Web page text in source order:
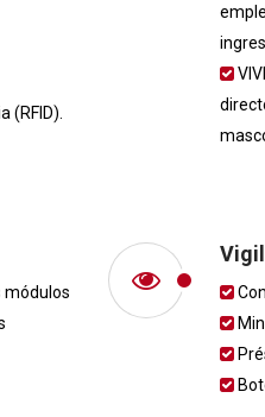
(RFID).
módulos